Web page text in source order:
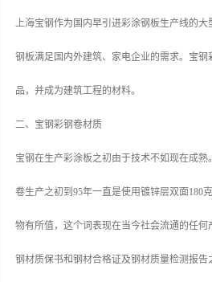
上海宝钢作为国内早引进彩涂钢板生产线的
钢板满足国内外建筑、家电企业的需求。宝
品，并成为建筑工程的材料。
二、宝钢彩钢卷材质
宝钢在生产彩涂板之初由于技术不如现在成
卷生产之初到95年一直是使用镀锌层双面180
物有所值，这个词表现在当今社会流通的任
钢材质保书和钢材合格证及钢材质量检测报告